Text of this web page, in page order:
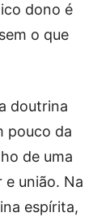
dono é
o que
doutrina
pouco da
de uma
união. Na
espírita,